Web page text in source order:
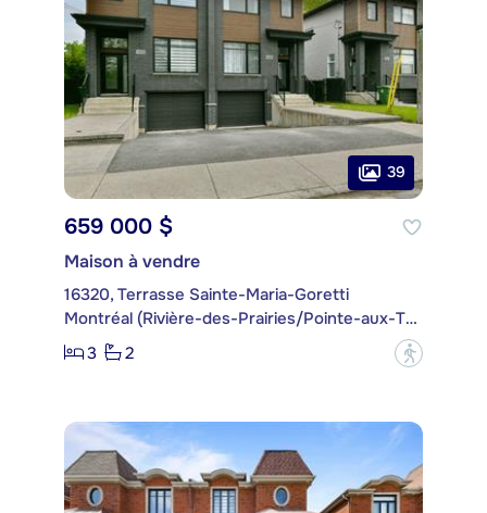
39
659 000 $
Maison à vendre
16320, Terrasse Sainte-Maria-Goretti
Montréal (Rivière-des-Prairies/Pointe-aux-Trembles)
3
2 ?